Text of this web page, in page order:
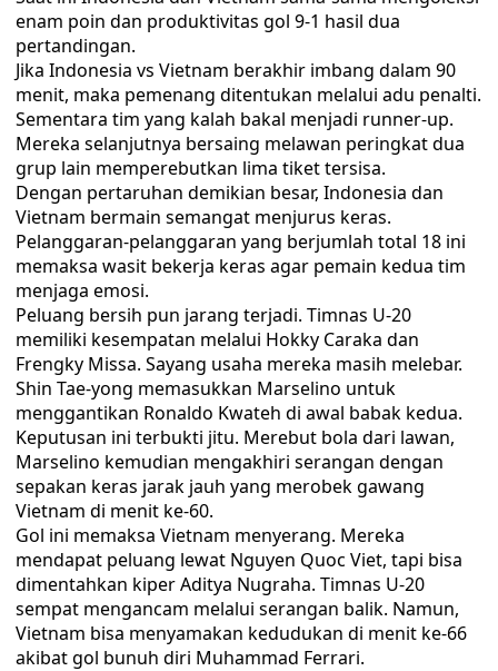
enam poin dan produktivitas gol 9-1 hasil dua
pertandingan.
Jika Indonesia vs Vietnam berakhir imbang dalam 90
menit, maka pemenang ditentukan melalui adu penalti.
Sementara tim yang kalah bakal menjadi runner-up.
Mereka selanjutnya bersaing melawan peringkat dua
grup lain memperebutkan lima tiket tersisa.
Dengan pertaruhan demikian besar, Indonesia dan
Vietnam bermain semangat menjurus keras.
Pelanggaran-pelanggaran yang berjumlah total 18 ini
memaksa wasit bekerja keras agar pemain kedua tim
menjaga emosi.
Peluang bersih pun jarang terjadi. Timnas U-20
memiliki kesempatan melalui Hokky Caraka dan
Frengky Missa. Sayang usaha mereka masih melebar.
Shin Tae-yong memasukkan Marselino untuk
menggantikan Ronaldo Kwateh di awal babak kedua.
Keputusan ini terbukti jitu. Merebut bola dari lawan,
Marselino kemudian mengakhiri serangan dengan
sepakan keras jarak jauh yang merobek gawang
Vietnam di menit ke-60.
Gol ini memaksa Vietnam menyerang. Mereka
mendapat peluang lewat Nguyen Quoc Viet, tapi bisa
dimentahkan kiper Aditya Nugraha. Timnas U-20
sempat mengancam melalui serangan balik. Namun,
Vietnam bisa menyamakan kedudukan di menit ke-66
akibat gol bunuh diri Muhammad Ferrari.